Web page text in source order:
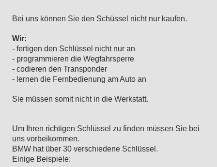
Bei uns können Sie den Schüssel nicht nur kaufen.
Wir:
- fertigen den Schlüssel nicht nur an
- programmieren die Wegfahrsperre
- codieren den Transponder
- lernen die Fernbedienung am Auto an
Sie müssen somit nicht in die Werkstatt.
Um Ihren richtigen Schlüssel zu finden müssen Sie bei
uns vorbeikommen.
BMW hat über 30 verschiedene Schlüssel.
Einige Beispiele: